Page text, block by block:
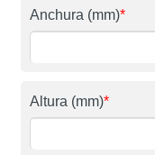
Anchura (mm)*
Altura (mm)*